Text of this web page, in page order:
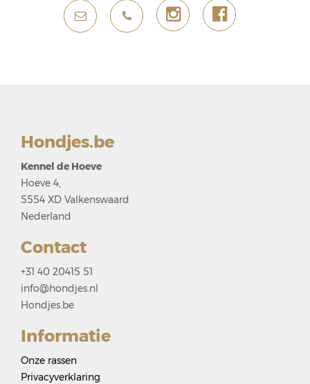
Hondjes.be
Kennel de Hoeve
Hoeve 4,
5554 XD Valkenswaard
Nederland
Contact
+31 40 20415 51
info@hondjes.nl
Hondjes.be
Informatie
Onze rassen
Privacyverklaring